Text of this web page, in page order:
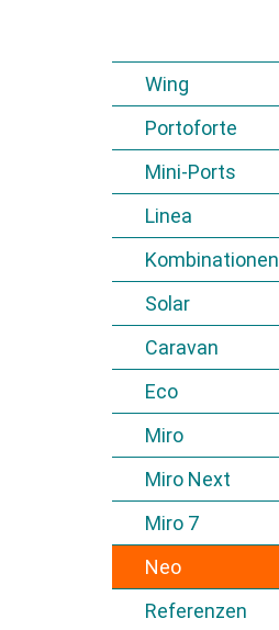
Wing
Portoforte
Mini-Ports
Linea
Kombinationen
Solar
Caravan
Eco
Miro
Miro Next
Miro 7
Neo
Referenzen